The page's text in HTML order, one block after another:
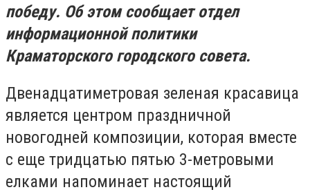
победу. Об этом сообщает отдел
информационной политики
Краматорского городского совета.
Двенадцатиметровая зеленая красавица
является центром праздничной
новогодней композиции, которая вместе
с еще тридцатью пятью 3-метровыми
елками напоминает настоящий